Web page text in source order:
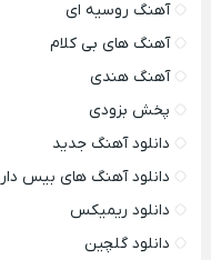
آهنگ روسیه ای
آهنگ های بی کلام
آهنگ هندی
پخش بزودی
دانلود آهنگ جدید
دانلود آهنگ های بیس دار
دانلود ریمیکس
دانلود گلچین